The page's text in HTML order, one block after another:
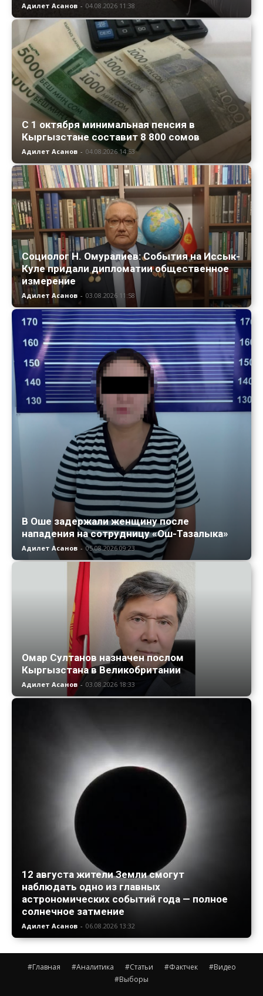
Адилет Асанов - 04.08.2026 11:38
С 1 октября минимальная пенсия в
Кыргызстане составит 8 800 сомов
Адилет Асанов - 04.08.2026 14:53
Социолог Н. Омуралиев: События на Иссык-
Куле придали дипломатии общественное
измерение
Адилет Асанов - 03.08.2026 11:58
В Оше задержали женщину после
нападения на сотрудницу «Ош-Тазалыка»
Адилет Асанов - 05.08.2026 09:23
Омар Султанов назначен послом
Кыргызстана в Великобритании
Адилет Асанов - 03.08.2026 18:33
12 августа жители Земли смогут
наблюдать одно из главных
астрономических событий года — полное
солнечное затмение
Адилет Асанов - 06.08.2026 13:32
#Главная #Аналитика #Статьи #Фактчек
#Видео
#Выборы